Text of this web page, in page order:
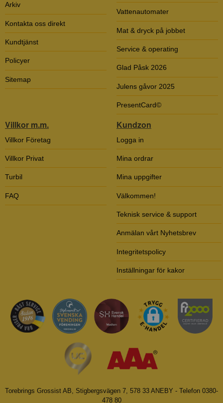
Arkiv
Kontakta oss direkt
Kundtjänst
Policyer
Sitemap
Vattenautomater
Mat & dryck på jobbet
Service & operating
Glad Påsk 2026
Julens gåvor 2025
PresentCard©
Villkor m.m.
Villkor Företag
Villkor Privat
Turbil
FAQ
Kundzon
Logga in
Mina ordrar
Mina uppgifter
Välkommen!
Teknisk service & support
Anmälan vårt Nyhetsbrev
Integritetspolicy
Inställningar för kakor
Torebrings Grossist AB, Stigbergsvägen 7, 578 33 ANEBY - Telefon 0380-
478 80